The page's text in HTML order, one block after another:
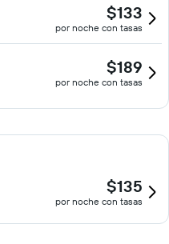
$133
por noche con tasas
$189
por noche con tasas
$135
por noche con tasas